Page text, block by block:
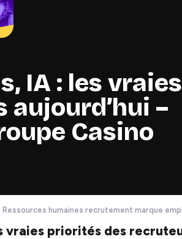
IA : les vraies
–
Casino